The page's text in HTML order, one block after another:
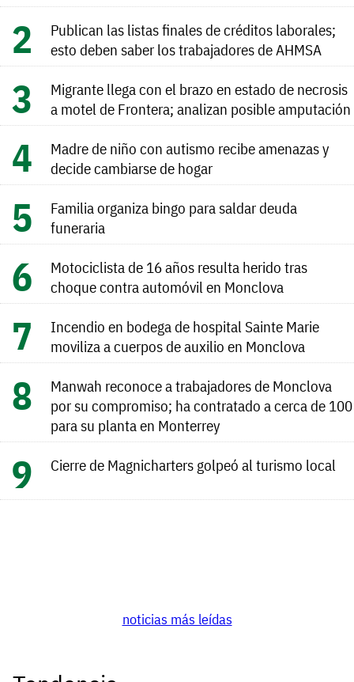
Publican las listas finales de créditos laborales;
esto deben saber los trabajadores de AHMSA
Migrante llega con el brazo en estado de necrosis
a motel de Frontera; analizan posible amputación
Madre de niño con autismo recibe amenazas y
decide cambiarse de hogar
Familia organiza bingo para saldar deuda
funeraria
Motociclista de 16 años resulta herido tras
choque contra automóvil en Monclova
Incendio en bodega de hospital Sainte Marie
moviliza a cuerpos de auxilio en Monclova
Manwah reconoce a trabajadores de Monclova
por su compromiso; ha contratado a cerca de 100
para su planta en Monterrey
Cierre de Magnicharters golpeó al turismo local
noticias más leídas